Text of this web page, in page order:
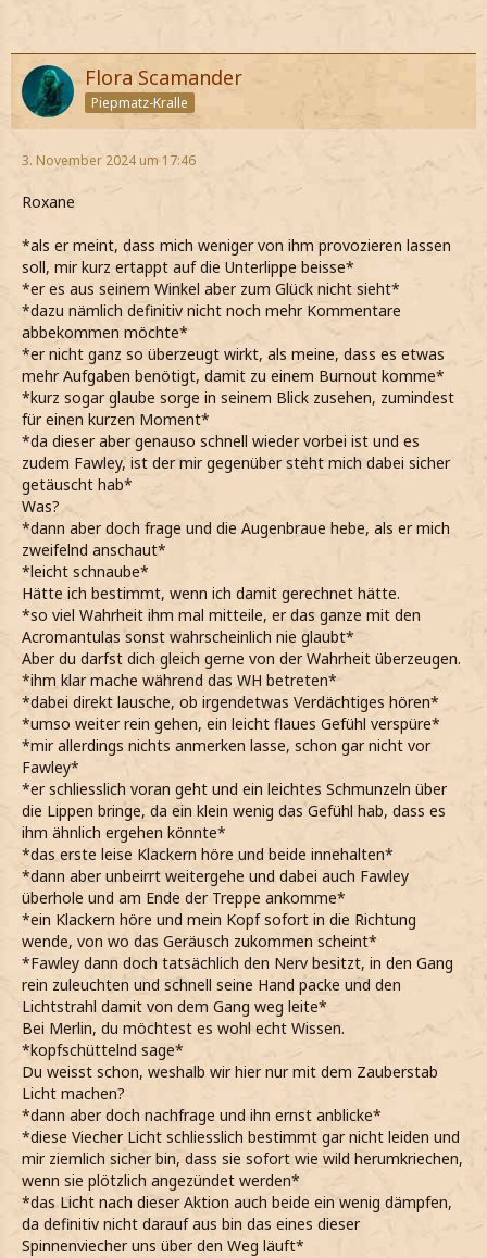
Flora Scamander
Piepmatz-Kralle
3. November 2024 um 17:46
Roxane
*als er meint, dass mich weniger von ihm provozieren lassen
soll, mir kurz ertappt auf die Unterlippe beisse*
*er es aus seinem Winkel aber zum Glück nicht sieht*
*dazu nämlich definitiv nicht noch mehr Kommentare
abbekommen möchte*
*er nicht ganz so überzeugt wirkt, als meine, dass es etwas
mehr Aufgaben benötigt, damit zu einem Burnout komme*
*kurz sogar glaube sorge in seinem Blick zusehen, zumindest
für einen kurzen Moment*
*da dieser aber genauso schnell wieder vorbei ist und es
zudem Fawley, ist der mir gegenüber steht mich dabei sicher
getäuscht hab*
Was?
*dann aber doch frage und die Augenbraue hebe, als er mich
zweifelnd anschaut*
*leicht schnaube*
Hätte ich bestimmt, wenn ich damit gerechnet hätte.
*so viel Wahrheit ihm mal mitteile, er das ganze mit den
Acromantulas sonst wahrscheinlich nie glaubt*
Aber du darfst dich gleich gerne von der Wahrheit überzeugen.
*ihm klar mache während das WH betreten*
*dabei direkt lausche, ob irgendetwas Verdächtiges hören*
*umso weiter rein gehen, ein leicht flaues Gefühl verspüre*
*mir allerdings nichts anmerken lasse, schon gar nicht vor
Fawley*
*er schliesslich voran geht und ein leichtes Schmunzeln über
die Lippen bringe, da ein klein wenig das Gefühl hab, dass es
ihm ähnlich ergehen könnte*
*das erste leise Klackern höre und beide innehalten*
*dann aber unbeirrt weitergehe und dabei auch Fawley
überhole und am Ende der Treppe ankomme*
*ein Klackern höre und mein Kopf sofort in die Richtung
wende, von wo das Geräusch zukommen scheint*
*Fawley dann doch tatsächlich den Nerv besitzt, in den Gang
rein zuleuchten und schnell seine Hand packe und den
Lichtstrahl damit von dem Gang weg leite*
Bei Merlin, du möchtest es wohl echt Wissen.
*kopfschüttelnd sage*
Du weisst schon, weshalb wir hier nur mit dem Zauberstab
Licht machen?
*dann aber doch nachfrage und ihn ernst anblicke*
*diese Viecher Licht schliesslich bestimmt gar nicht leiden und
mir ziemlich sicher bin, dass sie sofort wie wild herumkriechen,
wenn sie plötzlich angezündet werden*
*das Licht nach dieser Aktion auch beide ein wenig dämpfen,
da definitiv nicht darauf aus bin das eines dieser
Spinnenviecher uns über den Weg läuft*